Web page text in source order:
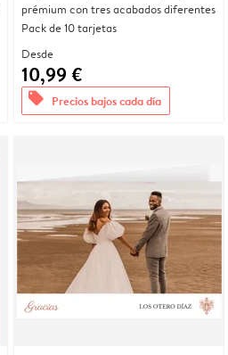
prémium con tres acabados diferentes
Pack de 10 tarjetas
Desde
10,99 €
offers Precios bajos cada día